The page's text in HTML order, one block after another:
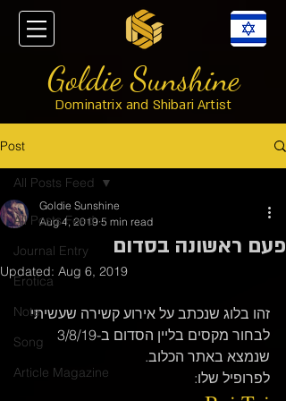
Goldie Sunshine
Dominatrix and Shibari Artist
Post
All Posts Feed
Journal Entry
Erotica
Note
Song
Article Magazine
All Posts Feed
פעם ראשונה בסדום
Goldie Sunshine
Aug 4, 2019 5 min read
Updated: Aug 6, 2019
זהו בלוג שנכתב על אירוע קשירה שעשיתי
שנמצא באתר הכלוב.
לפרופיל שלו: